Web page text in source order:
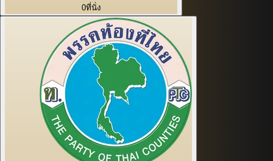
0ที่นั่ง